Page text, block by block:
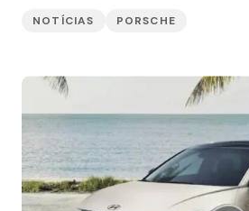
NOTÍCIAS PORSCHE